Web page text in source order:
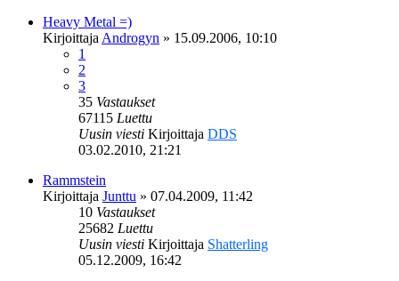
Heavy Metal =)
Kirjoittaja Androgyn » 15.09.2006, 10:10
1
2
3
35 Vastaukset
67115 Luettu
Uusin viesti Kirjoittaja DDS
03.02.2010, 21:21
Rammstein
Kirjoittaja Junttu » 07.04.2009, 11:42
10 Vastaukset
25682 Luettu
Uusin viesti Kirjoittaja Shatterling
05.12.2009, 16:42